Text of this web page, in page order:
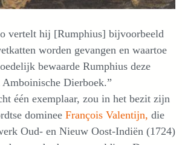
vertelt hij [Rumphius] bijvoorbeeld
worden gevangen en waartoe
bewaarde Rumphius deze
Dierboek.”
één exemplaar, zou in het bezit zijn
dominee François Valentijn, die
Oud- en Nieuw Oost-Indiën (1724)